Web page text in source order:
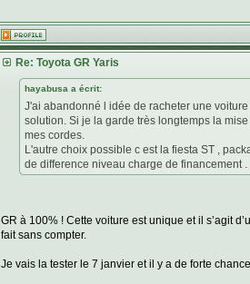
Re: Toyota GR Yaris
hayabusa a écrit:
J'ai abandonné l idée de racheter une
solution. Si je la garde très longtemps la
mes cordes.
L'autre choix possible c est la fiesta ST ,
de difference niveau charge de financement .
GR à 100% ! Cette voiture est unique et il s’agit
fait sans compter.
Je vais la tester le 7 janvier et il y a de forte